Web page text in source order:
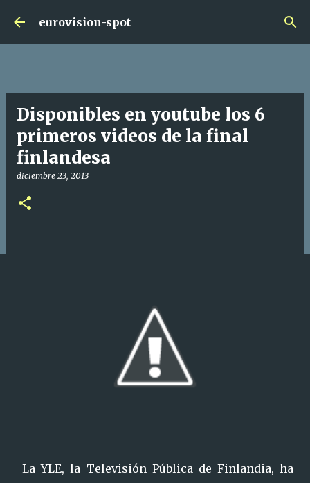
Ir al contenido principal
eurovision-spot
Disponibles en youtube los 6
primeros videos de la final
finlandesa
diciembre 23, 2013
La YLE, la Televisión Pública de Finlandia, ha